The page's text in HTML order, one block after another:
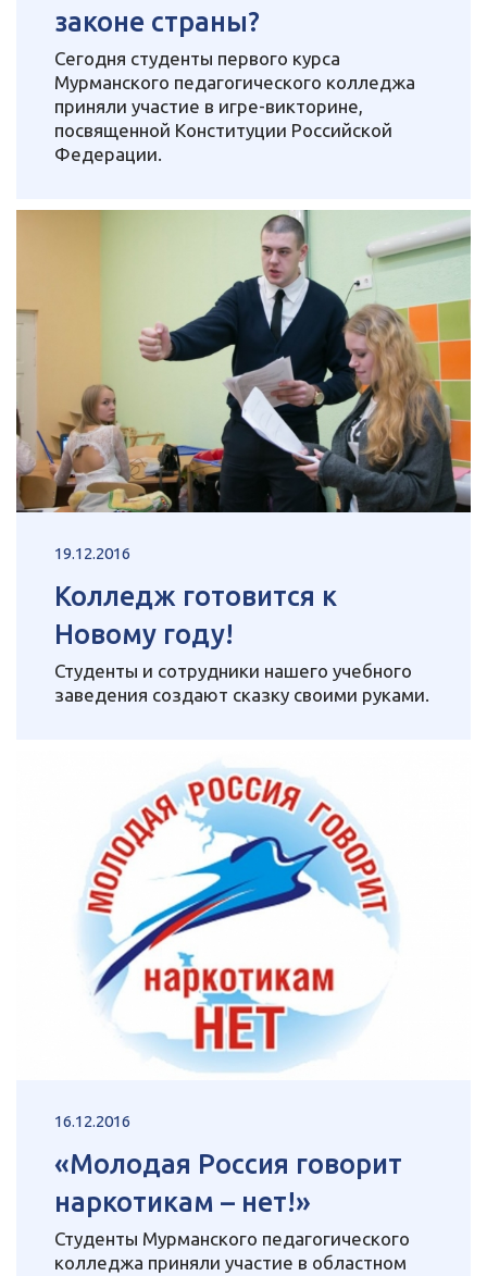
законе страны?
Сегодня студенты первого курса
Мурманского педагогического колледжа
приняли участие в игре-викторине,
посвященной Конституции Российской
Федерации.
19.12.2016
Колледж готовится к
Новому году!
Студенты и сотрудники нашего учебного
заведения создают сказку своими руками.
16.12.2016
«Молодая Россия говорит
наркотикам – нет!»
Студенты Мурманского педагогического
колледжа приняли участие в областном